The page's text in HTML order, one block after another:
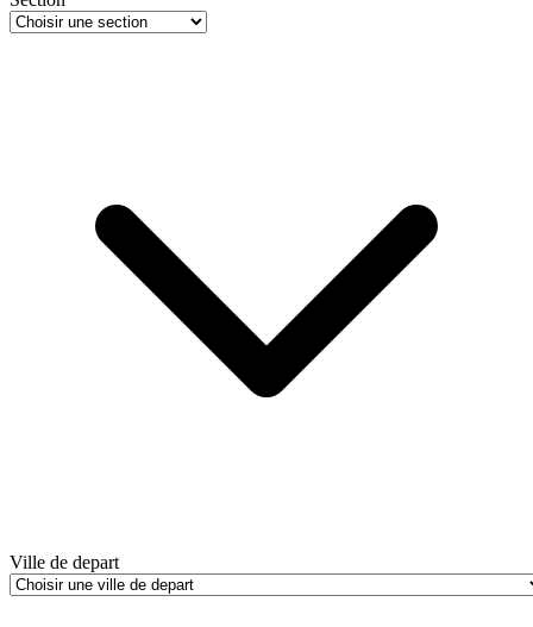
Ville de depart